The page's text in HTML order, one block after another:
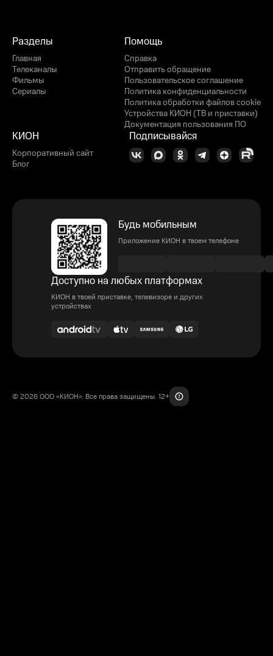
Разделы
Главная
Телеканалы
Фильмы
Сериалы
Помощь
Справка
Отправить обращение
Пользовательское соглашение
Политика конфиденциальности
Политика обработки файлов cookie
Устройства КИОН (ТВ и приставки)
Документация пользования ПО
КИОН
Корпоративный сайт
Блог
Подписывайся
Будь мобильным
Приложение КИОН в твоем телефоне
Доступно на любых платформах
КИОН в твоей приставке, телевизоре и других
устройствах
© 2026 ООО «КИОН». Все права защищены. 12+